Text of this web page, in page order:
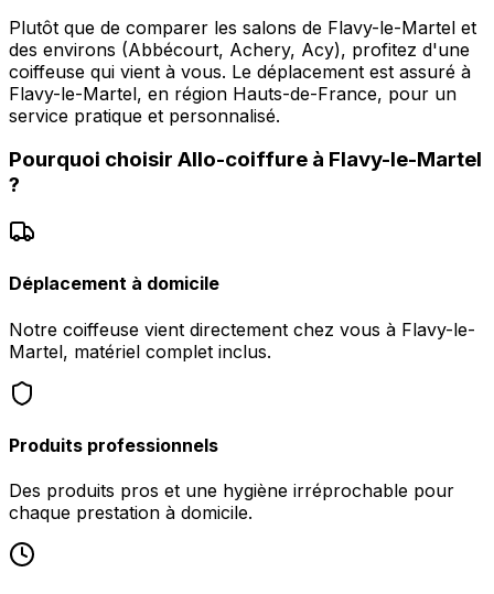
Plutôt que de comparer les salons de Flavy-le-Martel et
des environs (Abbécourt, Achery, Acy), profitez d'une
coiffeuse qui vient à vous. Le déplacement est assuré à
Flavy-le-Martel, en région Hauts-de-France, pour un
service pratique et personnalisé.
Pourquoi choisir Allo-coiffure à Flavy-le-Martel
?
Déplacement à domicile
Notre coiffeuse vient directement chez vous à Flavy-le-
Martel, matériel complet inclus.
Produits professionnels
Des produits pros et une hygiène irréprochable pour
chaque prestation à domicile.